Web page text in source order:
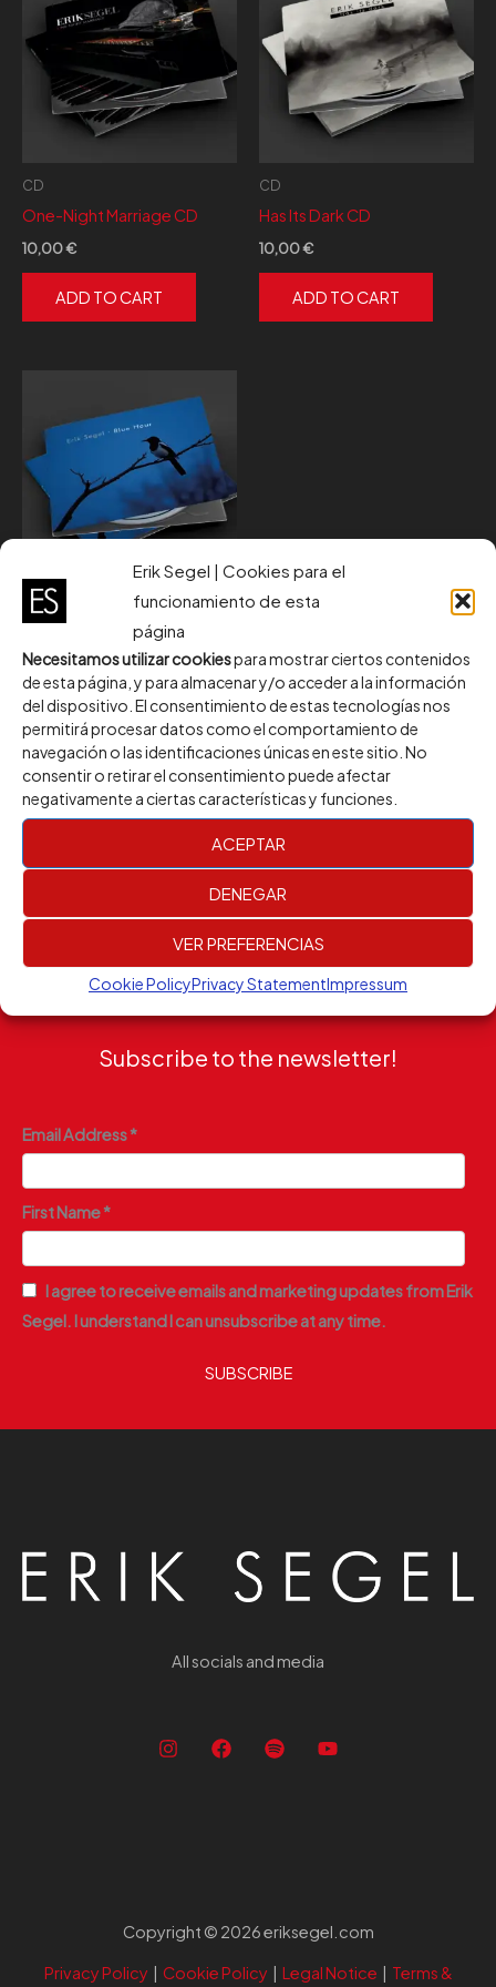
Erik Segel | Cookies para el
funcionamiento de esta
página
Necesitamos utilizar cookiespara mostrar ciertos contenidos
de esta página, y para almacenar y/o acceder a la información
del dispositivo. El consentimiento de estas tecnologías nos
permitirá procesar datos como el comportamiento de
navegación o las identificaciones únicas en este sitio. No
consentir o retirar el consentimiento puede afectar
negativamente a ciertas características y funciones.
ACEPTAR
DENEGAR
VER PREFERENCIAS
Cookie PolicyPrivacy StatementImpressum
CD
One-Night Marriage CD
10,00€
ADD TO CART
CD
Has Its Dark CD
10,00€
ADD TO CART
CD
10,00€
ADD TO CART
Santa Coloma de Gramenet, Barcelona, Spain
Email: eriksegelofficial@gmail.com
Phone: +34 668 50 69 09
Subscribe to the newsletter!
Email Address *
First Name *
I agree to receive emails and marketing updates from Erik
Segel. I understand I can unsubscribe at any time.
All socials and media
Copyright © 2026 eriksegel.com
Privacy Policy Cookie Policy Legal Notice Terms &